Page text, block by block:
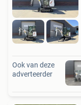
Ook van deze
adverteerder